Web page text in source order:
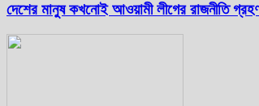
দেশের মানুষ কখনোই আওয়ামী লীগের রাজনীতি